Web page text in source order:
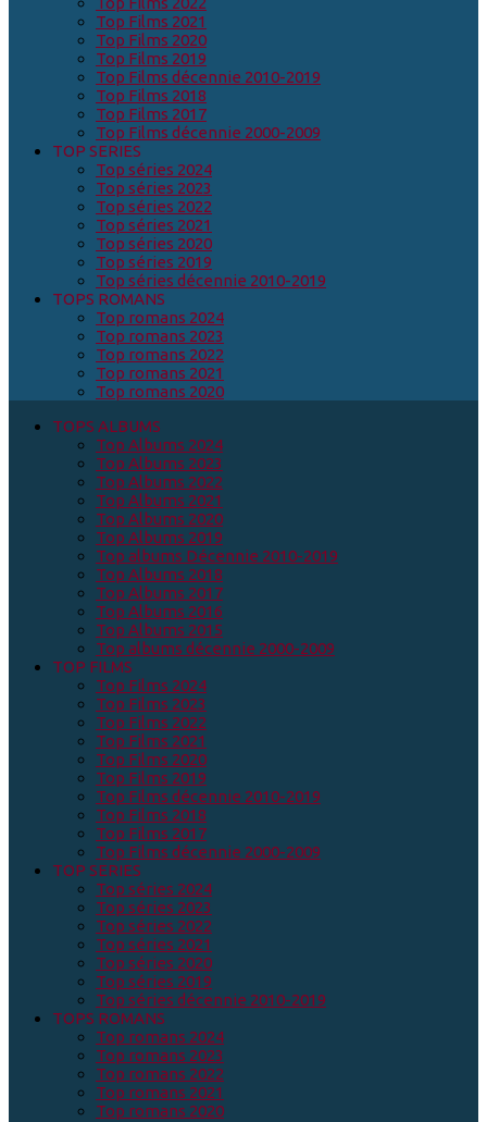
Top Films 2021
Top Films 2020
Top Films 2019
Top Films décennie 2010-2019
Top Films 2018
Top Films 2017
Top Films décennie 2000-2009
TOP SERIES
Top séries 2024
Top séries 2023
Top séries 2022
Top séries 2021
Top séries 2020
Top séries 2019
Top séries décennie 2010-2019
TOPS ROMANS
Top romans 2024
Top romans 2023
Top romans 2022
Top romans 2021
Top romans 2020
TOPS ALBUMS
Top Albums 2024
Top Albums 2023
Top Albums 2022
Top Albums 2021
Top Albums 2020
Top Albums 2019
Top albums Décennie 2010-2019
Top Albums 2018
Top Albums 2017
Top Albums 2016
Top Albums 2015
Top albums décennie 2000-2009
TOP FILMS
Top Films 2024
Top Films 2023
Top Films 2022
Top Films 2021
Top Films 2020
Top Films 2019
Top Films décennie 2010-2019
Top Films 2018
Top Films 2017
Top Films décennie 2000-2009
TOP SERIES
Top séries 2024
Top séries 2023
Top séries 2022
Top séries 2021
Top séries 2020
Top séries 2019
Top séries décennie 2010-2019
TOPS ROMANS
Top romans 2024
Top romans 2023
Top romans 2022
Top romans 2021
Top romans 2020